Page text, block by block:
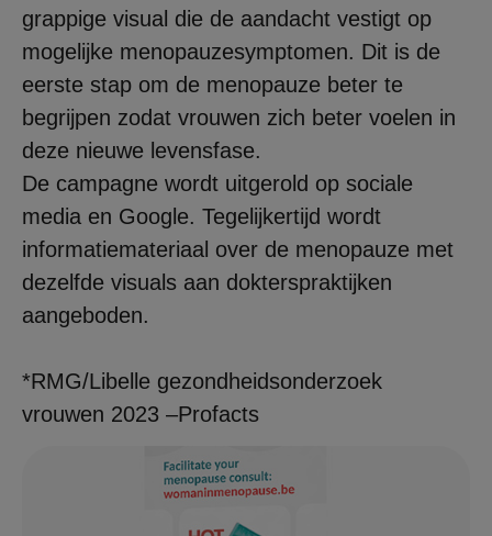
grappige visual die de aandacht vestigt op
mogelijke menopauzesymptomen. Dit is de
eerste stap om de menopauze beter te
begrijpen zodat vrouwen zich beter voelen in
deze nieuwe levensfase.
De campagne wordt uitgerold op sociale
media en Google. Tegelijkertijd wordt
informatiemateriaal over de menopauze met
dezelfde visuals aan dokterspraktijken
aangeboden.
*RMG/Libelle gezondheidsonderzoek
vrouwen 2023 –Profacts